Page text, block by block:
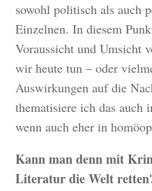
sowohl politisch als auch
Einzelnen. In diesem
Voraussicht und Umsicht
wir heute tun – oder
Auswirkungen auf die
thematisiere ich das auch
wenn auch eher in
Kann man denn mit
Literatur die Welt